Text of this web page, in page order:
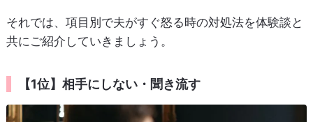
それでは、項目別で夫がすぐ怒る時の対処法を体験談と
共にご紹介していきましょう。
【1位】相手にしない・聞き流す